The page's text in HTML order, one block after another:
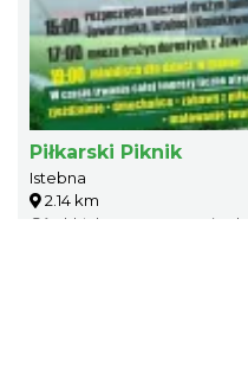
będzie czekał kinowy poczęstunek. Gminny
Istebnej 11 sierpnia (wtorek) godz. 18.00 Wstęp
zapisy pod numerem telefonu: 791 452
ograniczona, dlatego
Piłkarski Piknik
Istebna
2.14 km
Góral Istebna zaprasza mieszkańców Trójwsi i gości NA PIŁKARSKI